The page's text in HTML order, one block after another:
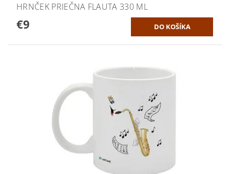
HRNČEK PRIEČNA FLAUTA 330 ML
€9